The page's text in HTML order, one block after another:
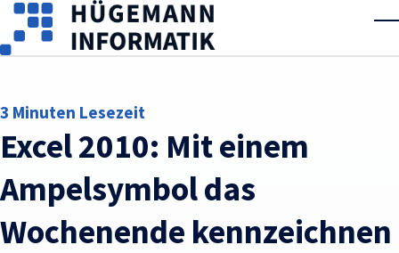
Skip to main content
3 Minuten Lesezeit
Excel 2010: Mit einem
Ampelsymbol das
Wochenende kennzeichnen